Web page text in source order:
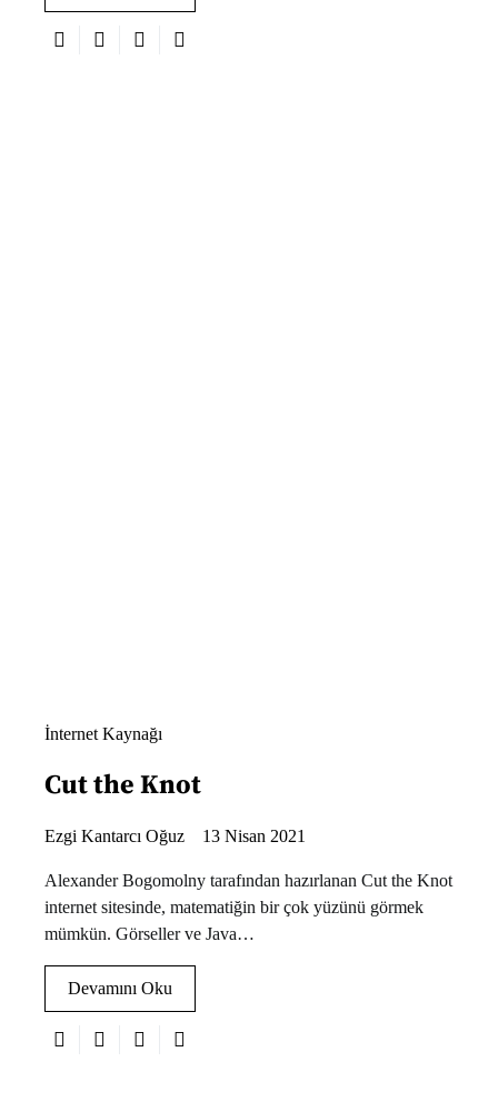
İnternet Kaynağı
Cut the Knot
Ezgi Kantarcı Oğuz 13 Nisan 2021
Alexander Bogomolny tarafından hazırlanan Cut the Knot
internet sitesinde, matematiğin bir çok yüzünü görmek
mümkün. Görseller ve Java…
Devamını Oku